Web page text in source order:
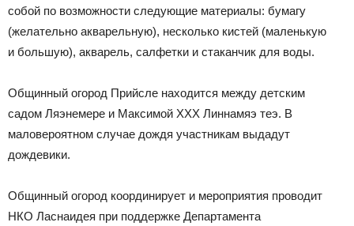
собой по возможности следующие материалы: бумагу
(желательно акварельную), несколько кистей (маленькую
и большую), акварель, салфетки и стаканчик для воды.
Общинный огород Прийсле находится между детским
садом Ляэнемере и Максимой ХХХ Линнамяэ теэ. В
маловероятном случае дождя участникам выдадут
дождевики.
Общинный огород координирует и мероприятия проводит
НКО Ласнаидея при поддержке Департамента